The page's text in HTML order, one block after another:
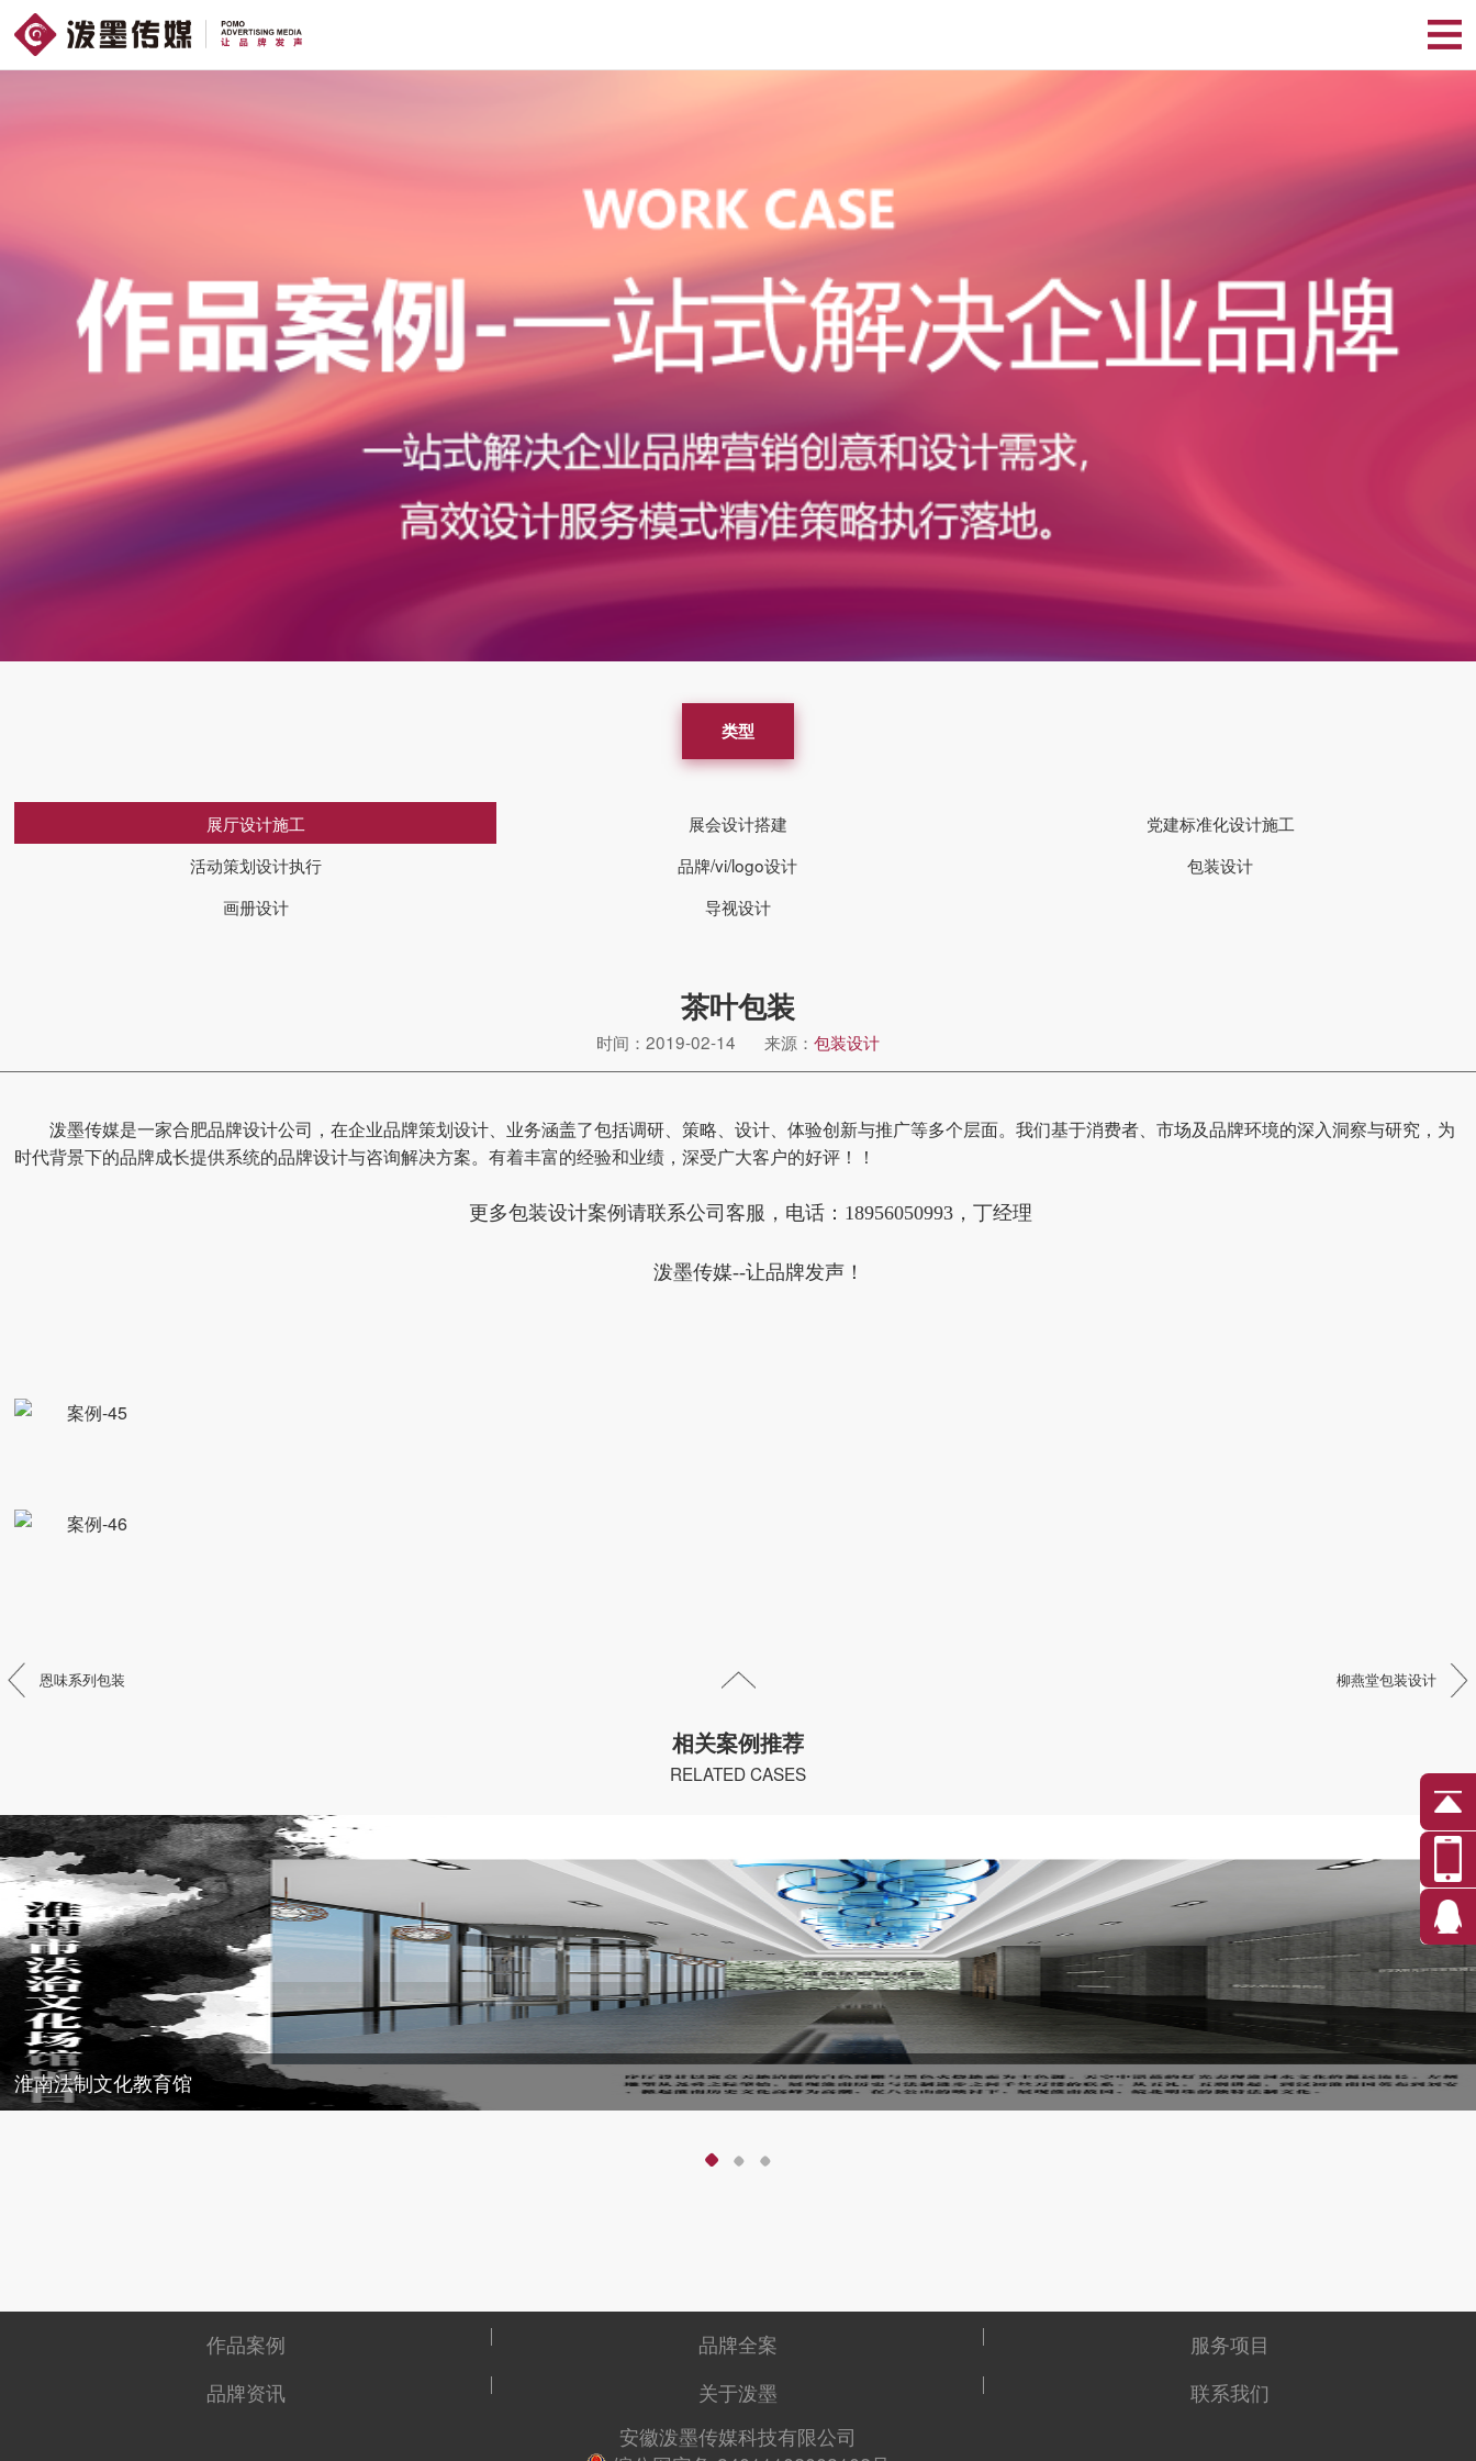
类型
展厅设计施工 展会设计搭建
党建标准化设计施工
活动策划设计执行
品牌/vi/logo设计
包装设计
画册设计
导视设计
茶叶包装
时间：2019-02-14 来源： 包装设计
泼墨传媒是一家合肥品牌设计公司，在企业品牌策划设计、业务涵盖了包括调研、策略、设计、体验创新与推广等多个层面。我们基于消费者、市场及品牌环境的深入洞察与研究，为
时代背景下的品牌成长提供系统的品牌设计与咨询解决方案。有着丰富的经验和业绩，深受广大客户的好评！！
更多包装设计案例请联系公司客服，电话：18956050993，丁经理
泼墨传媒--让品牌发声！
恩味系列包装 柳燕堂包装设计
相关案例推荐
RELATED CASES
淮南法制文化教育馆
作品案例 品牌全案
服务项目
品牌资讯
关于泼墨
联系我们
安徽泼墨传媒科技有限公司